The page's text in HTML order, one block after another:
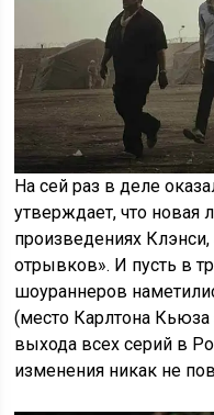
На сей раз в деле
утверждает, что новая
произведениях
отрывков». И пусть в
шоураннеров
(место Карлтона
выхода всех серий в
изменения никак не